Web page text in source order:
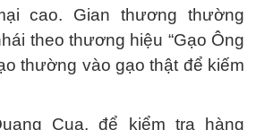
cao. Gian thương thường
theo thương hiệu “Gạo Ông
thường vào gạo thật để kiếm
Cua, để kiểm tra hàng